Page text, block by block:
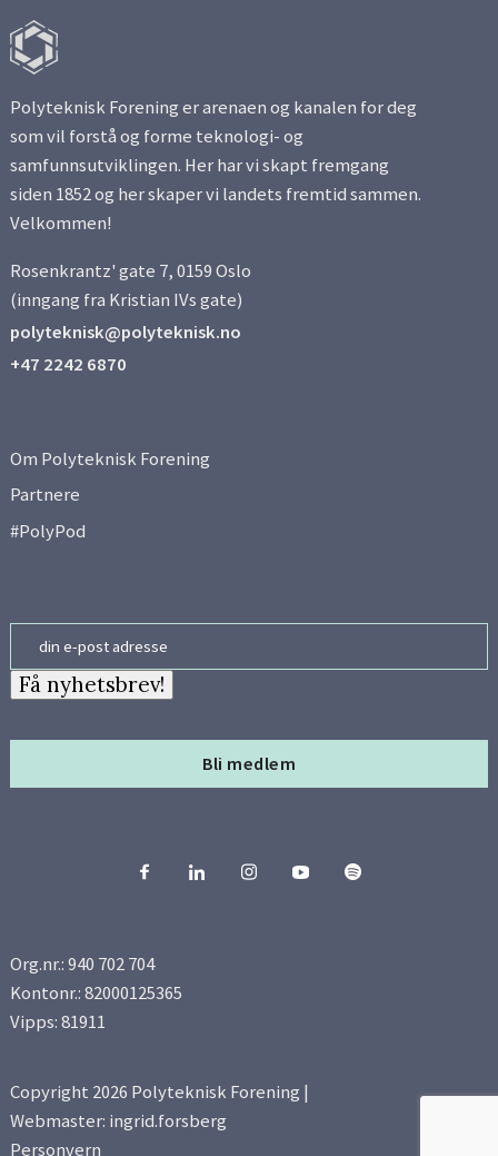
Polyteknisk Forening er arenaen og kanalen for deg
som vil forstå og forme teknologi- og
samfunnsutviklingen. Her har vi skapt fremgang
siden 1852 og her skaper vi landets fremtid sammen.
Velkommen!
Rosenkrantz' gate 7, 0159 Oslo
(inngang fra Kristian IVs gate)
polyteknisk@polyteknisk.no
+47 2242 6870
Om Polyteknisk Forening
Partnere
#PolyPod
Bli medlem
Få nyhetsbrev!
Org.nr.: 940 702 704
Kontonr.: 82000125365
Vipps: 81911
Copyright 2026 Polyteknisk Forening |
Webmaster: ingrid.forsberg
Personvern